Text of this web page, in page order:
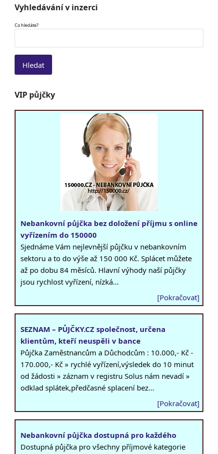
Vyhledávání v inzerci
Co hledáte?
VIP půjčky
Nebankovní půjčka bez doložení příjmu s online
vyřízením do 150000
Sjednáme Vám nejlevnější půjčku v nebankovním
sektoru a to do výše až 150 000 Kč. Splácet můžete
až po dobu 84 měsíců. Hlavní výhody naší půjčky
jsou rychlost vyřízení, nízká…
[Pokračovat]
SEZNAM – PŮJČKY.CZ společnost, určena
klientům, kteří neuspěli v bance
Půjčka Zaměstnancům a Důchodcům : 10.000,- Kč -
170.000,- Kč » rychlé vyřízení,výsledek do 10 minut
od žádosti » záznam v registru Solus nám nevadí »
odklad splátek,předčasné splacení bez…
[Pokračovat]
Nebankovní půjčka dostupná pro každého
Dostupná půjčka pro všechny příjmové kategorie